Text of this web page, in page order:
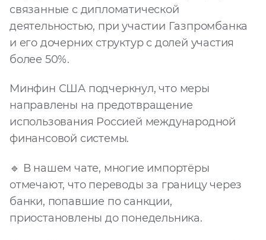
связанные с дипломатической
деятельностью, при участии Газпромбанка
и его дочерних структур с долей участия
более 50%.
Минфин США подчеркнул, что меры
направлены на предотвращение
использования Россией международной
финансовой системы.
🔹 В нашем чате, многие импортёры
отмечают, что переводы за границу через
банки, попавшие по санкции,
приостановлены до понедельника.